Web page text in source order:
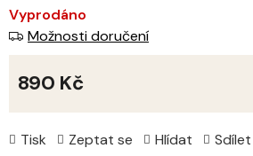
Tisk Zeptat se Hlídat Sdílet
Vyprodáno
Možnosti doručení
890 Kč
cena: